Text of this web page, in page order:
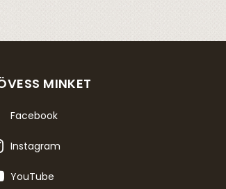
MINKET
Facebook
Instagram
YouTube